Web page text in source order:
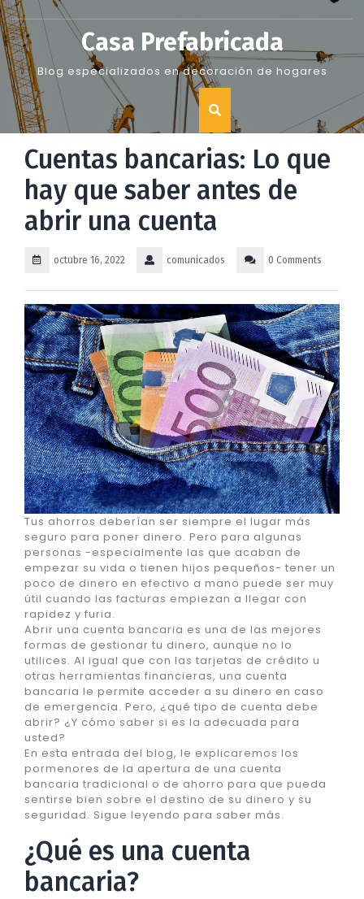
Skip
to
content
Casa Prefabricada
Blog especializados en decoración de hogares
Cuentas bancarias: Lo que
hay que saber antes de
abrir una cuenta
octubre 16, 2022 comunicados 0 Comments
Tus ahorros deberían ser siempre el lugar más
seguro para poner dinero. Pero para algunas
personas -especialmente las que acaban de
empezar su vida o tienen hijos pequeños- tener un
poco de dinero en efectivo a mano puede ser muy
útil cuando las facturas empiezan a llegar con
rapidez y furia.
Abrir una cuenta bancaria es una de las mejores
formas de gestionar tu dinero, aunque no lo
utilices. Al igual que con las tarjetas de crédito u
otras herramientas financieras, una cuenta
bancaria le permite acceder a su dinero en caso
de emergencia. Pero, ¿qué tipo de cuenta debe
abrir? ¿Y cómo saber si es la adecuada para
usted?
En esta entrada del blog, le explicaremos los
pormenores de la apertura de una cuenta
bancaria tradicional o de ahorro para que pueda
sentirse bien sobre el destino de su dinero y su
seguridad. Sigue leyendo para saber más.
¿Qué es una cuenta
bancaria?